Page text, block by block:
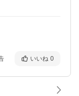
いいね 0